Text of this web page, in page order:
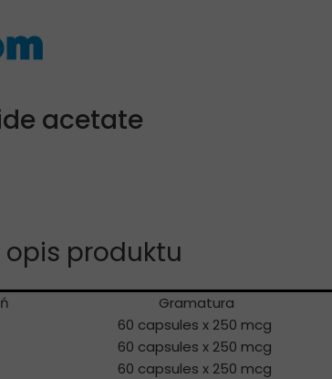
acetate
opis produktu
Gramatura
60 capsules x 250 mcg
60 capsules x 250 mcg
60 capsules x 250 mcg